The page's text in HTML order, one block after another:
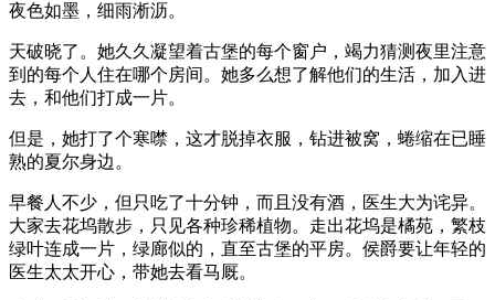
夜色如墨，细雨淅沥。
天破晓了。她久久凝望着古堡的每个窗户，竭力猜测夜里注意
到的每个人住在哪个房间。她多么想了解他们的生活，加入进
去，和他们打成一片。
但是，她打了个寒噤，这才脱掉衣服，钻进被窝，蜷缩在已睡
熟的夏尔身边。
早餐人不少，但只吃了十分钟，而且没有酒，医生大为诧异。
大家去花坞散步，只见各种珍稀植物。走出花坞是橘苑，繁枝
绿叶连成一片，绿廊似的，直至古堡的平房。侯爵要让年轻的
医生太太开心，带她去看马厩。